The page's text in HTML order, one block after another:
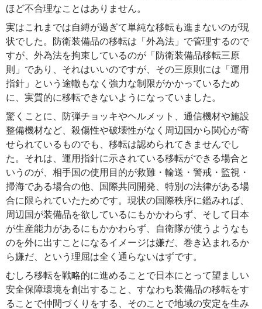
ほど不合理なことはありません。
実はこれまでは自縛が過ぎて単純な移転も進まないのが現
状でした。防衛装備品の移転は「外為法」で管理するので
すが、外為法を拘束しているのが「防衛装備品移転三原
則」であり、それはいいのですが、その三原則には「運用
指針」という途轍もなく強力な制限がかかっているため
に、実質的に移転できないようになっていました。
驚くことに、防弾チョッキやヘルメット、通信機材や施設
整備機材など、殺傷性や破壊性がなく周辺国から関心が寄
せられているものでも、移転は認められてきませんでし
た。それは、運用指針に示されている移転ができる場合と
いうのが、相手国の使用目的が救難・輸送・警戒・監視・
掃海である場合の他、国際共同開発、特別の法律がある場
合に限られていたためです。現状の国際秩序に鑑みれば、
周辺国が装備品を欲しているにもかかわらず、そして日本
が生産能力があるにもかかわらず、自衛隊が使うようなも
のを外に出すことになるイメージは嫌だ、巻き込まれるか
ら嫌だ、という理屈は全く通らないはずです。
むしろ移転を戦略的に進めることで日本にとって望ましい
安全保障環境を創出すること、すなわち装備品の移転をす
ることで仲間づくりをする、そのことで地域の安定を生み